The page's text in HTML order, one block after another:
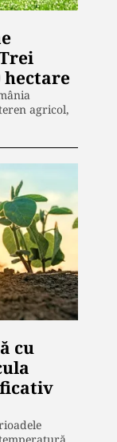
hectare
agricol,
cu